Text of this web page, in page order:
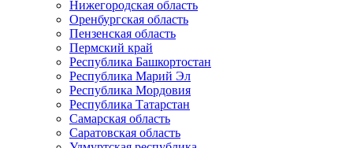
Нижегородская область
Оренбургская область
Пензенская область
Пермский край
Республика Башкортостан
Республика Марий Эл
Республика Мордовия
Республика Татарстан
Самарская область
Саратовская область